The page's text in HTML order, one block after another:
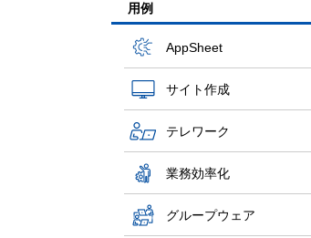
用例
AppSheet
サイト作成
テレワーク
業務効率化
グループウェア